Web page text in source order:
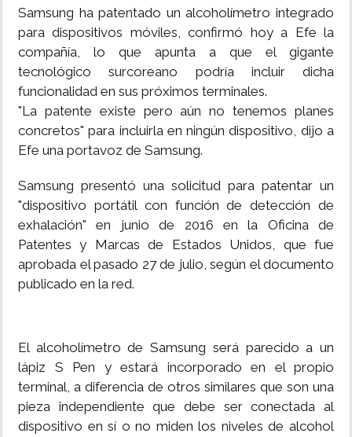
Samsung ha patentado un alcoholímetro integrado
para dispositivos móviles, confirmó hoy a Efe la
compañía, lo que apunta a que el gigante
tecnológico surcoreano podría incluir dicha
funcionalidad en sus próximos terminales.
"La patente existe pero aún no tenemos planes
concretos" para incluirla en ningún dispositivo, dijo a
Efe una portavoz de Samsung.
Samsung presentó una solicitud para patentar un
"dispositivo portátil con función de detección de
exhalación" en junio de 2016 en la Oficina de
Patentes y Marcas de Estados Unidos, que fue
aprobada el pasado 27 de julio, según el documento
publicado en la red.
El alcoholímetro de Samsung será parecido a un
lápiz S Pen y estará incorporado en el propio
terminal, a diferencia de otros similares que son una
pieza independiente que debe ser conectada al
dispositivo en sí o no miden los niveles de alcohol